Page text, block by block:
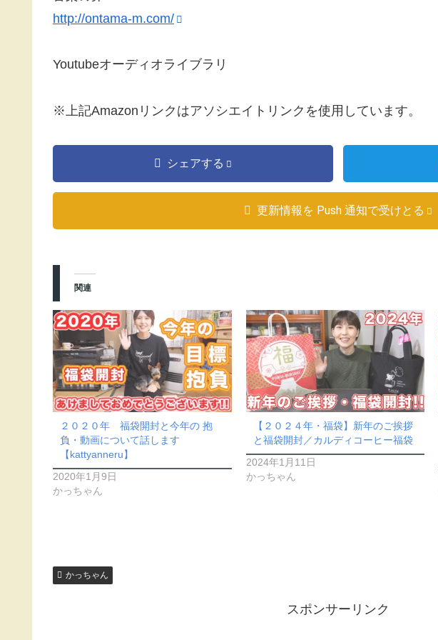
http://ontama-m.com/
Youtubeオーディオライブラリ
※上記Amazonリンクはアソシエイトリンクを使用しています。
シェアする
更新情報を Push 通知で受けとる
関連
２０２０年 福袋開封と今年の 抱
負・動画について話します
【kattyanneru】
2020年1月9日
かっちゃん
【２０２４年・福袋】新年のご挨拶
と福袋開封／カルディコーヒー福袋
2024年1月11日
かっちゃん
かっちゃん
スポンサーリンク